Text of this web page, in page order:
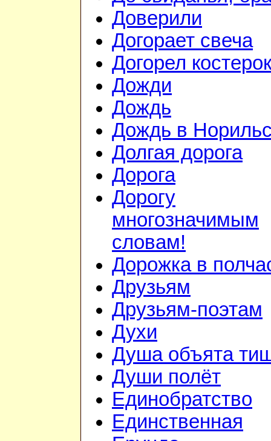
Доверили
Догорает свеча
Догорел костерок
Дожди
Дождь
Дождь в
Долгая дорога
Дорога
Дорогу
многозначимым
словам!
Дорожка в
Друзьям
Друзьям-поэтам
Духи
Душа объята
Души полёт
Единобратство
Единственная